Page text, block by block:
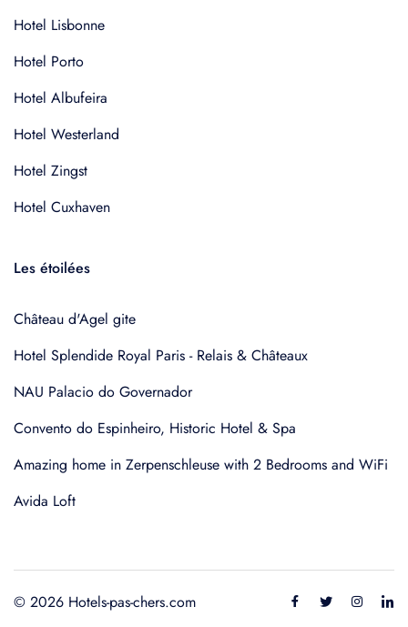
Hotel Lisbonne
Hotel Porto
Hotel Albufeira
Hotel Westerland
Hotel Zingst
Hotel Cuxhaven
Les étoilées
Château d'Agel gite
Hotel Splendide Royal Paris - Relais & Châteaux
NAU Palacio do Governador
Convento do Espinheiro, Historic Hotel & Spa
Amazing home in Zerpenschleuse with 2 Bedrooms and WiFi
Avida Loft
© 2026 Hotels-pas-chers.com